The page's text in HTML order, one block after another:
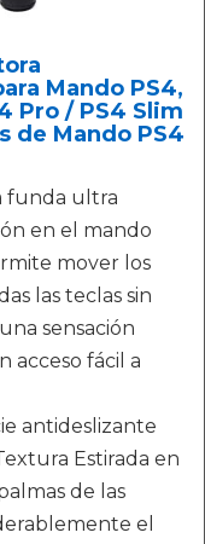
Mando PS4,
Pro / PS4 Slim
de Mando PS4
funda ultra
en el mando
mover los
las teclas sin
sensación
acceso fácil a
antideslizante
Estirada en
de las
el